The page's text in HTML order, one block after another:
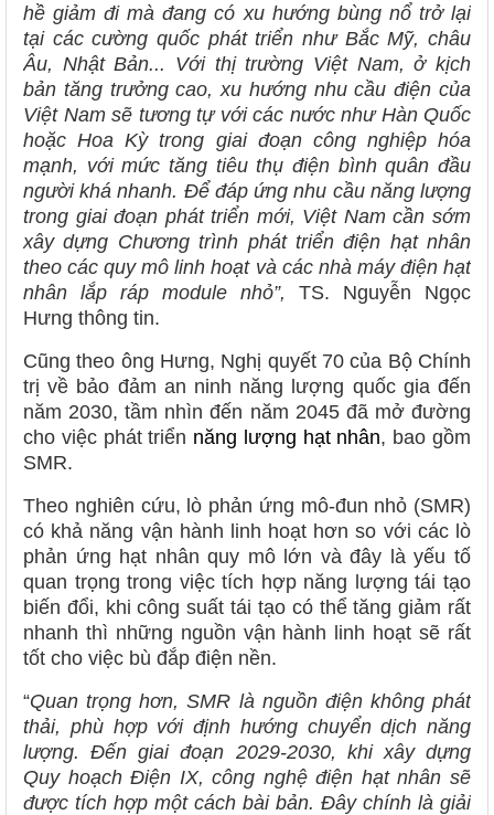
hề giảm đi mà đang có xu hướng bùng nổ trở lại
tại các cường quốc phát triển như Bắc Mỹ, châu
Âu, Nhật Bản... Với thị trường Việt Nam, ở kịch
bản tăng trưởng cao, xu hướng nhu cầu điện của
Việt Nam sẽ tương tự với các nước như Hàn Quốc
hoặc Hoa Kỳ trong giai đoạn công nghiệp hóa
mạnh, với mức tăng tiêu thụ điện bình quân đầu
người khá nhanh. Để đáp ứng nhu cầu năng lượng
trong giai đoạn phát triển mới, Việt Nam cần sớm
xây dựng Chương trình phát triển điện hạt nhân
theo các quy mô linh hoạt và các nhà máy điện hạt
nhân lắp ráp module nhỏ”, TS. Nguyễn Ngọc
Hưng thông tin.
Cũng theo ông Hưng, Nghị quyết 70 của Bộ Chính
trị về bảo đảm an ninh năng lượng quốc gia đến
năm 2030, tầm nhìn đến năm 2045 đã mở đường
cho việc phát triển năng lượng hạt nhân, bao gồm
SMR.
Theo nghiên cứu, lò phản ứng mô-đun nhỏ (SMR)
có khả năng vận hành linh hoạt hơn so với các lò
phản ứng hạt nhân quy mô lớn và đây là yếu tố
quan trọng trong việc tích hợp năng lượng tái tạo
biến đổi, khi công suất tái tạo có thể tăng giảm rất
nhanh thì những nguồn vận hành linh hoạt sẽ rất
tốt cho việc bù đắp điện nền.
“Quan trọng hơn, SMR là nguồn điện không phát
thải, phù hợp với định hướng chuyển dịch năng
lượng. Đến giai đoạn 2029-2030, khi xây dựng
Quy hoạch Điện IX, công nghệ điện hạt nhân sẽ
được tích hợp một cách bài bản. Đây chính là giải